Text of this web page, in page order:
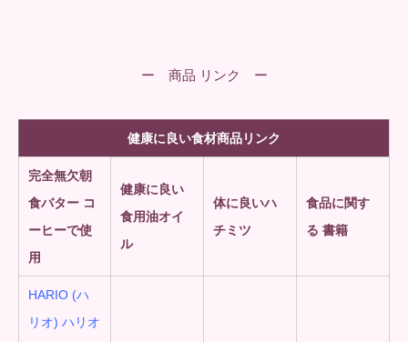
ー 商品 リンク ー
健康に良い食材商品リンク
完全無欠朝
食バター コ
ーヒーで使
用
健康に良い
食用油オイ
ル
体に良いハ
チミツ
食品に関す
る 書籍
HARIO (ハ
リオ) ハリオ